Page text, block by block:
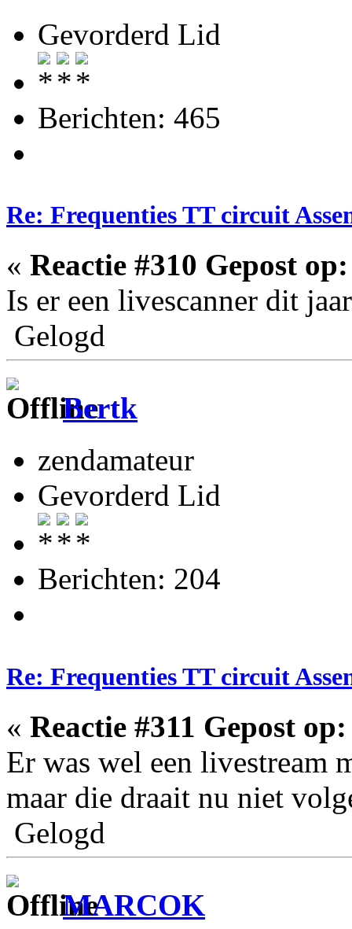
Gevorderd Lid
Berichten: 465
Re: Frequenties TT circuit
« Reactie #310 Gepost op:
Is er een livescanner dit
Gelogd
Bertk
zendamateur
Gevorderd Lid
Berichten: 204
Re: Frequenties TT circuit
« Reactie #311 Gepost op:
Er was wel een livestream
maar die draait nu niet
Gelogd
MARCOK